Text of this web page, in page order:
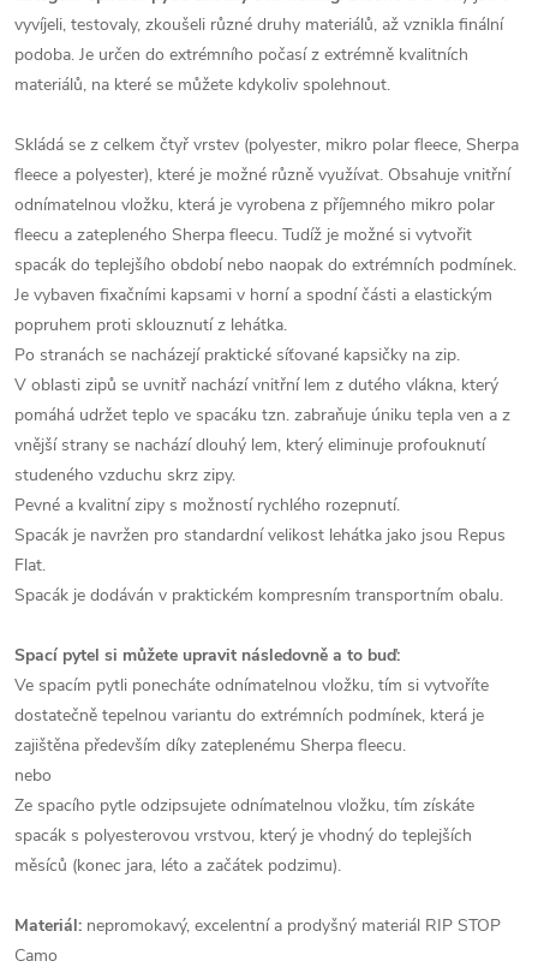
vyvíjeli, testovaly, zkoušeli různé druhy materiálů, až vznikla finální
podoba. Je určen do extrémního počasí z extrémně kvalitních
materiálů, na které se můžete kdykoliv spolehnout.
Skládá se z celkem čtyř vrstev (polyester, mikro polar fleece, Sherpa
fleece a polyester), které je možné různě využívat. Obsahuje vnitřní
odnímatelnou vložku, která je vyrobena z příjemného mikro polar
fleecu a zatepleného Sherpa fleecu. Tudíž je možné si vytvořit
spacák do teplejšího období nebo naopak do extrémních podmínek.
Je vybaven fixačními kapsami v horní a spodní části a elastickým
popruhem proti sklouznutí z lehátka.
Po stranách se nacházejí praktické síťované kapsičky na zip.
V oblasti zipů se uvnitř nachází vnitřní lem z dutého vlákna, který
pomáhá udržet teplo ve spacáku tzn. zabraňuje úniku tepla ven a z
vnější strany se nachází dlouhý lem, který eliminuje profouknutí
studeného vzduchu skrz zipy.
Pevné a kvalitní zipy s možností rychlého rozepnutí.
Spacák je navržen pro standardní velikost lehátka jako jsou Repus
Flat.
Spacák je dodáván v praktickém kompresním transportním obalu.
Spací pytel si můžete upravit následovně a to buď:
Ve spacím pytli ponecháte odnímatelnou vložku, tím si vytvoříte
dostatečně tepelnou variantu do extrémních podmínek, která je
zajištěna především díky zateplenému Sherpa fleecu.
nebo
Ze spacího pytle odzipsujete odnímatelnou vložku, tím získáte
spacák s polyesterovou vrstvou, který je vhodný do teplejších
měsíců (konec jara, léto a začátek podzimu).
Materiál: nepromokavý, excelentní a prodyšný materiál RIP STOP
Camo